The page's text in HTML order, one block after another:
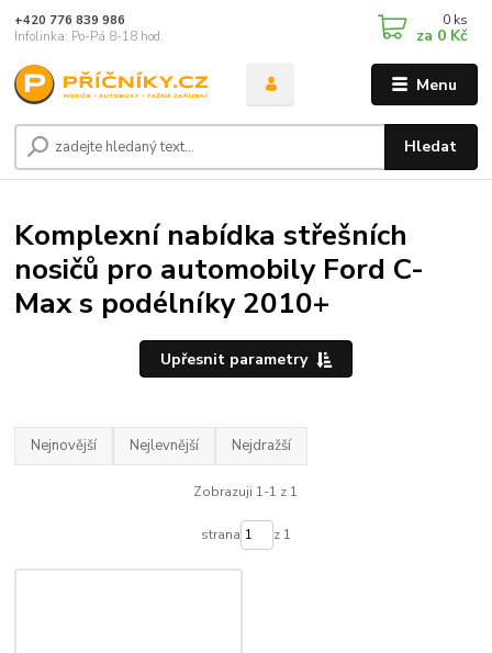
Menu
Hledat
+420 776 839 986
Infolinka: Po-Pá 8-18 hod.
0 ks
za 0 Kč
Komplexní nabídka střešních
nosičů pro automobily Ford C-
Max s podélníky 2010+
Upřesnit parametry
Nejnovější Nejlevnější Nejdražší
Zobrazuji 1-1 z 1
strana z 1